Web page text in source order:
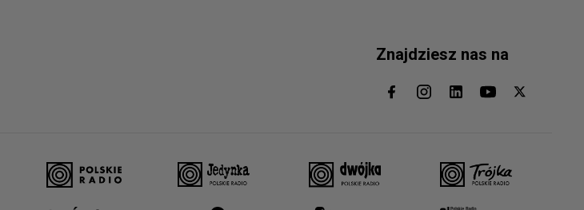
Znajdziesz nas na